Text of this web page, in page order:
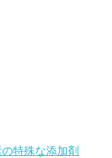
特殊な添加剤